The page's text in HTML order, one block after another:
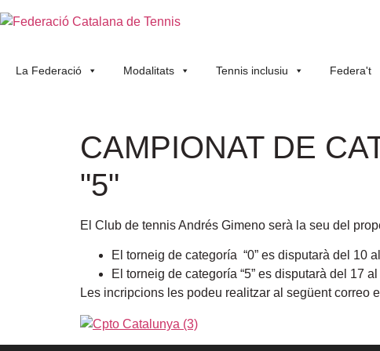
La Federació Modalitats Tennis inclusiu Federa't
CAMPIONAT DE
"5"
El Club de tennis Andrés Gimeno serà la seu del
El torneig de categoría “0” es disputarà del 10
El torneig de categoría “5” es disputarà del 17
Les incripcions les podeu realitzar al següent correo